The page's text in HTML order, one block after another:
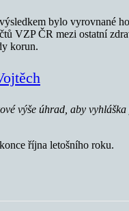
bylo vyrovnané
VZP ČR mezi ostatní
korun.
výše úhrad, aby
října letošního roku.